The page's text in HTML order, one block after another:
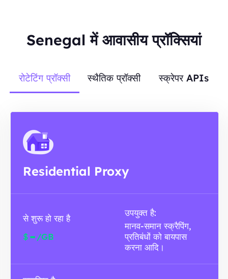
Senegal में आवासीय प्रॉक्सियां
रोटेटिंग प्रॉक्सी स्थैतिक प्रॉक्सी स्क्रेपर APIs
Residential Proxy
से शुरू हो रहा है
$- /GB
उपयुक्त है:
मानव-समान स्क्रैपिंग,
प्रतिबंधों को बायपास
करना आदि।